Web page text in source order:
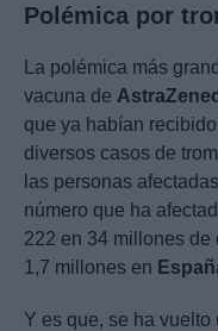
Polémica por
La polémica más
vacuna de
que ya habían
diversos casos de
las personas
número que ha
222 en 34 millones
1,7 millones en
Y es que, se ha